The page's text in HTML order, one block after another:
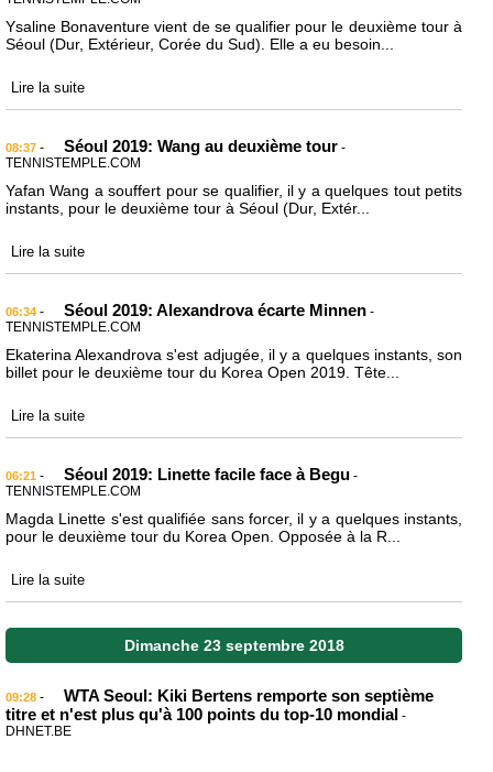
Ysaline Bonaventure vient de se qualifier pour le deuxième tour à
Séoul (Dur, Extérieur, Corée du Sud). Elle a eu besoin...
Lire la suite
08:37 - Séoul 2019: Wang au deuxième tour -
TENNISTEMPLE.COM
Yafan Wang a souffert pour se qualifier, il y a quelques tout petits
instants, pour le deuxième tour à Séoul (Dur, Extér...
Lire la suite
06:34 - Séoul 2019: Alexandrova écarte Minnen -
TENNISTEMPLE.COM
Ekaterina Alexandrova s'est adjugée, il y a quelques instants, son
billet pour le deuxième tour du Korea Open 2019. Tête...
Lire la suite
06:21 - Séoul 2019: Linette facile face à Begu -
TENNISTEMPLE.COM
Magda Linette s'est qualifiée sans forcer, il y a quelques instants,
pour le deuxième tour du Korea Open. Opposée à la R...
Lire la suite
Dimanche 23 septembre 2018
09:28 -
WTA Seoul: Kiki Bertens remporte son septième
titre et n'est plus qu'à 100 points du top-10 mondial -
DHNET.BE